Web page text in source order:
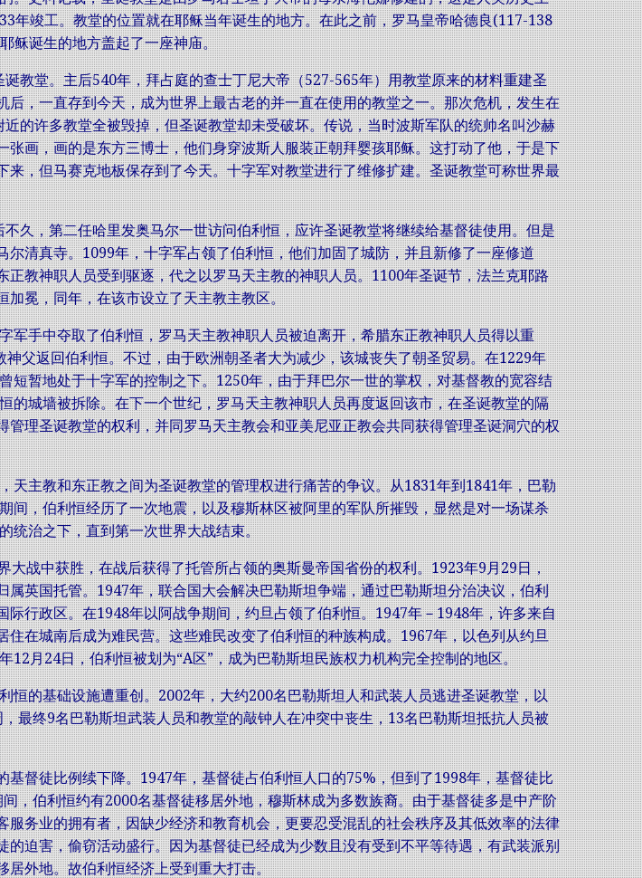
年竣工。教堂的位置就在耶稣当年诞生的地方。在此之前，罗马皇帝哈德良(117-138
稣诞生的地方盖起了一座神庙。
教堂。主后540年，拜占庭的查士丁尼大帝（527-565年）用教堂原来的材料重建圣
后，一直存到今天，成为世界上最古老的并一直在使用的教堂之一。那次危机，发生在
的许多教堂全被毁掉，但圣诞教堂却未受破坏。传说，当时波斯军队的统帅名叫沙赫
张画，画的是东方三博士，他们身穿波斯人服装正朝拜婴孩耶稣。这打动了他，于是下
来，但马赛克地板保存到了今天。十字军对教堂进行了维修扩建。圣诞教堂可称世界最
久，第二任哈里发奥马尔一世访问伯利恒，应许圣诞教堂将继续给基督徒使用。但是
尔清真寺。1099年，十字军占领了伯利恒，他们加固了城防，并且新修了一座修道
正教神职人员受到驱逐，代之以罗马天主教的神职人员。1100年圣诞节，法兰克耶路
加冕，同年，在该市设立了天主教主教区。
军手中夺取了伯利恒，罗马天主教神职人员被迫离开，希腊东正教神职人员得以重
父返回伯利恒。不过，由于欧洲朝圣者大为减少，该城丧失了朝圣贸易。在1229年
短暂地处于十字军的控制之下。1250年，由于拜巴尔一世的掌权，对基督教的宽容结
的城墙被拆除。在下一个世纪，罗马天主教神职人员再度返回该市，在圣诞教堂的隔
管理圣诞教堂的权利，并同罗马天主教会和亚美尼亚正教会共同获得管理圣诞洞穴的权
天主教和东正教之间为圣诞教堂的管理权进行痛苦的争议。从1831年到1841年，巴勒
间，伯利恒经历了一次地震，以及穆斯林区被阿里的军队所摧毁，显然是对一场谋杀
统治之下，直到第一次世界大战结束。
大战中获胜，在战后获得了托管所占领的奥斯曼帝国省份的权利。1923年9月29日，
属英国托管。1947年，联合国大会解决巴勒斯坦争端，通过巴勒斯坦分治决议，伯利
际行政区。在1948年以阿战争期间，约旦占领了伯利恒。1947年－1948年，许多来自
住在城南后成为难民营。这些难民改变了伯利恒的种族构成。1967年，以色列从约旦
12月24日，伯利恒被划为“A区”，成为巴勒斯坦民族权力机构完全控制的地区。
恒的基础设施遭重创。2002年，大约200名巴勒斯坦人和武装人员逃进圣诞教堂，以
最终9名巴勒斯坦武装人员和教堂的敲钟人在冲突中丧生，13名巴勒斯坦抵抗人员被
基督徒比例续下降。1947年，基督徒占伯利恒人口的75%，但到了1998年，基督徒比
，伯利恒约有2000名基督徒移居外地，穆斯林成为多数族裔。由于基督徒多是中产阶
服务业的拥有者，因缺少经济和教育机会，更要忍受混乱的社会秩序及其低效率的法律
的迫害，偷窃活动盛行。因为基督徒已经成为少数且没有受到不平等待遇，有武装派别
居外地。故伯利恒经济上受到重大打击。